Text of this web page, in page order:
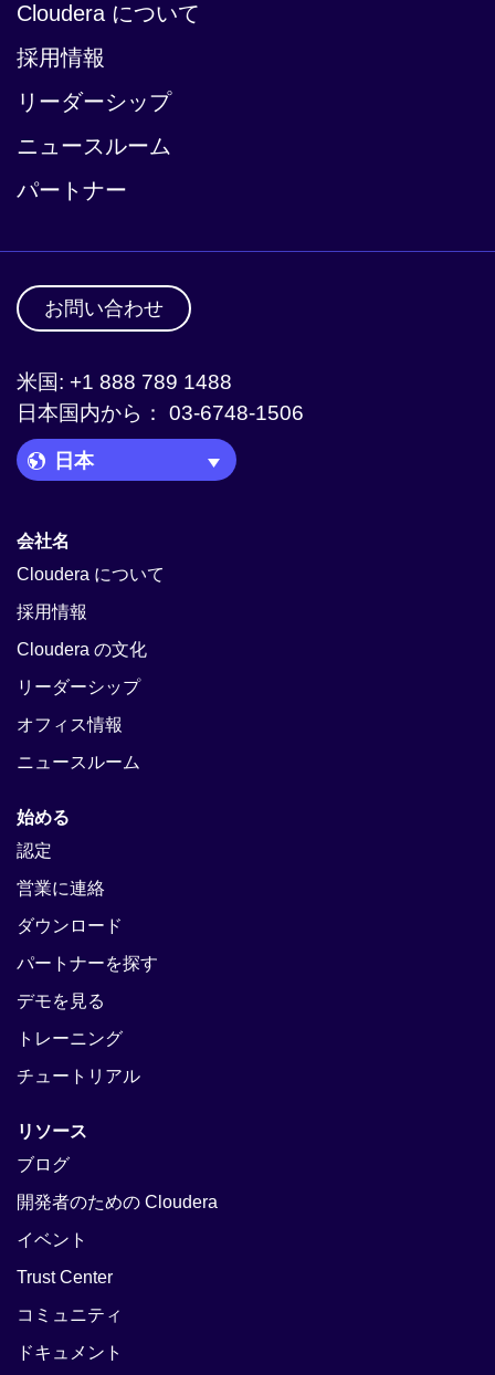
Cloudera について
採用情報
リーダーシップ
ニュースルーム
パートナー
お問い合わせ
米国: +1 888 789 1488
日本国内から： 03-6748-1506
Language Picker
会社名
Cloudera について
採用情報
Cloudera の文化
リーダーシップ
オフィス情報
ニュースルーム
始める
認定
営業に連絡
ダウンロード
パートナーを探す
デモを見る
トレーニング
チュートリアル
リソース
ブログ
開発者のための Cloudera
イベント
Trust Center
コミュニティ
ドキュメント